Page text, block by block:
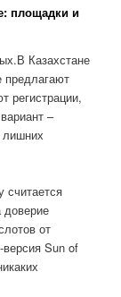
площадки и
Казахстане
предлагают
регистрации,
–
лишних
считается
доверие
от
Sun of